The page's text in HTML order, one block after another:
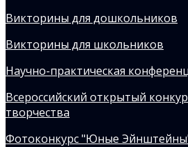
Викторины для дошкольников
Викторины для школьников
Научно-практическая
Всероссийский открытый
творчества
Фотоконкурс "Юные